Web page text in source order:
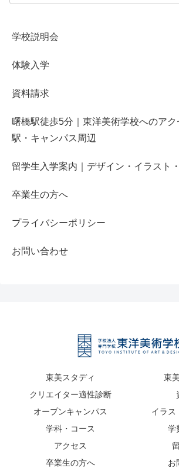
学校説明会
体験入学
資料請求
曙橋駅徒歩5分｜東洋美術学校へのアク
駅・キャンパス周辺
留学生入学案内｜デザイン・イラスト
卒業生の方へ
プライバシーポリシー
お問い合わせ
東美スタディ
東
クリエイター適性診断
オープンキャンパス
イラス
学科・コース
学
アクセス
卒業生の方へ
お